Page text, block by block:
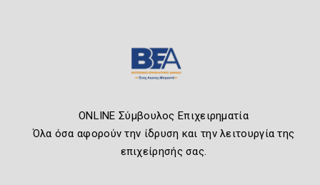
ONLINE Σύμβουλος Επιχειρηματία
Όλα όσα αφορούν την ίδρυση και την λειτουργία της
επιχείρησής σας.